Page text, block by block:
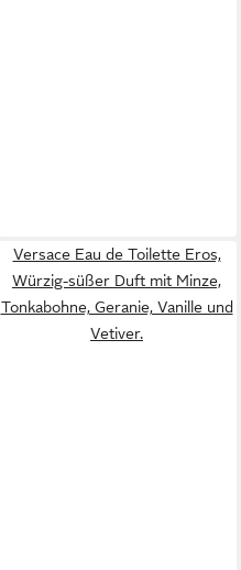
Versace Eau de Toilette Eros,
Würzig-süßer Duft mit Minze,
Tonkabohne, Geranie, Vanille und
Vetiver.